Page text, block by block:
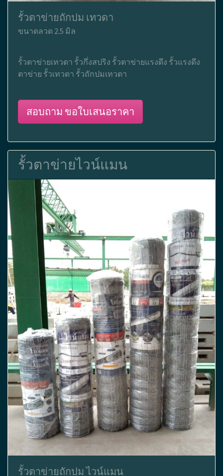
รั้วตาข่ายถักปม เทวดา
ขนาดลวด 2.5 มิล
รั้วตาข่ายเทวดา รั้วกึ่งสปริง รั้วตาข่ายแรงดึง รั้วแรงดึง
ตาข่าย รั้วเทวดา รั้วถักปมเทวดา
สอบถาม ขอใบเสนอราคา
รั้วตาข่ายไวน์แมน
รั้วตาข่ายถักปม ไวน์แมน